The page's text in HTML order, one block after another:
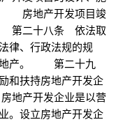
房地产开发项目竣
第二十八条 依法取
律、行政法规的规
地产。 第二十九
和扶持房地产开发企
产开发企业是以营
。设立房地产开发企